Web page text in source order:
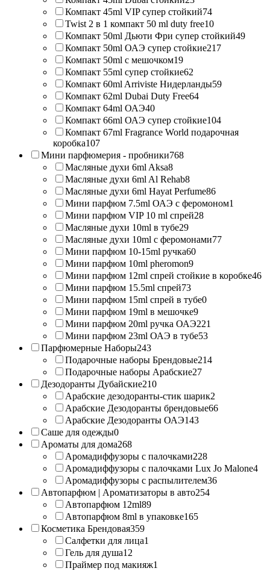
Компакт 45ml VIP супер стойкий74
Twist 2 в 1 компакт 50 ml duty free10
Компакт 50ml Дьюти Фри супер стойкий49
Компакт 50ml ОАЭ супер стойкие217
Компакт 50ml с мешочком19
Компакт 55ml супер стойкие62
Компакт 60ml Arriviste Нидерланды59
Компакт 62ml Dubai Duty Free64
Компакт 64ml ОАЭ40
Компакт 66ml ОАЭ супер стойкие104
Компакт 67ml Fragrance World подарочная
коробка107
Мини парфюмерия - пробники768
Масляные духи 6ml Aksa8
Масляные духи 6ml Al Rehab8
Масляные духи 6ml Hayat Perfume86
Мини парфюм 7.5ml ОАЭ с феромоном1
Мини парфюм VIP 10 ml спрей28
Масляные духи 10ml в тубе29
Масляные духи 10ml с феромонами77
Мини парфюм 10-15ml ручка60
Мини парфюм 10ml pheromon9
Мини парфюм 12ml спрей стойкие в коробке46
Мини парфюм 15.5ml спрей73
Мини парфюм 15ml спрей в тубе0
Мини парфюм 19ml в мешочке9
Мини парфюм 20ml ручка ОАЭ221
Мини парфюм 23ml ОАЭ в тубе53
Парфюмерные Наборы243
Подарочные наборы Брендовые214
Подарочные наборы Арабские27
Дезодоранты Дубайские210
Арабские дезодоранты-стик шарик2
Арабские Дезодоранты брендовые66
Арабские Дезодоранты ОАЭ143
Саше для одежды0
Ароматы для дома268
Аромадиффузоры с палочками228
Аромадиффузоры с палочками Lux Jo Malone4
Аромадиффузоры с распылителем36
Автопарфюм | Ароматизаторы в авто254
Автопарфюм 12ml89
Автопарфюм 8ml в упаковке165
Косметика Брендовая359
Салфетки для лица1
Гель для душа12
Праймер под макияж1